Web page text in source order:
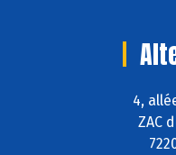
4,
ZAC